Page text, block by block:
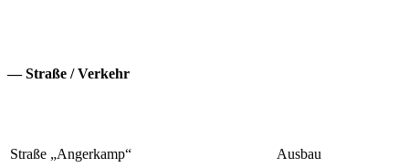
— Straße / Verkehr
Straße „Angerkamp“ Ausbau